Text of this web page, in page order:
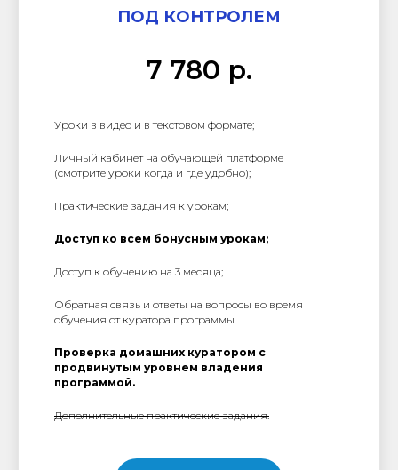
ПОД КОНТРОЛЕМ
7 780 р.
Уроки в видео и в текстовом формате;
Личный кабинет на обучающей платформе
(смотрите уроки когда и где удобно);
Практические задания к урокам;
Доступ ко всем бонусным урокам;
Доступ к обучению на 3 месяца;
Обратная связь и ответы на вопросы во время
обучения от куратора программы.
Проверка домашних куратором с
продвинутым уровнем владения
программой.
Дополнительные практические задания.